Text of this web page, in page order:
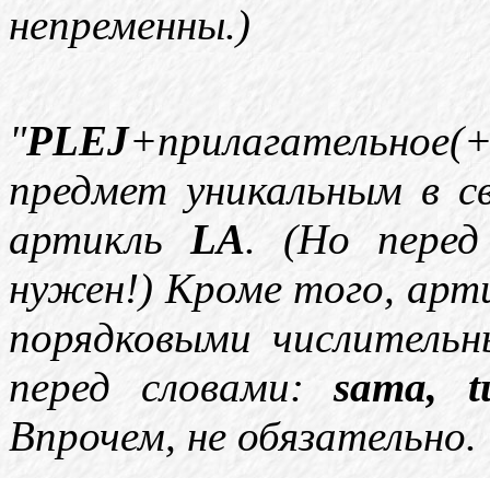
непременны.)
"PLEJ
предмет уникальным в
артикль LA. (Но
нужен!) Кроме того,
порядковыми
перед словами:sama,
Впрочем, не обязательно.